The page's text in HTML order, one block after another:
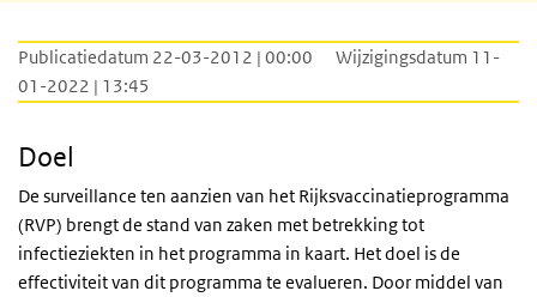
Publicatiedatum 22-03-2012 | 00:00
Wijzigingsdatum 11-
01-2022 | 13:45
Doel
De surveillance ten aanzien van het Rijksvaccinatieprogramma
(RVP) brengt de stand van zaken met betrekking tot
infectieziekten in het programma in kaart. Het doel is de
effectiviteit van dit programma te evalueren. Door middel van